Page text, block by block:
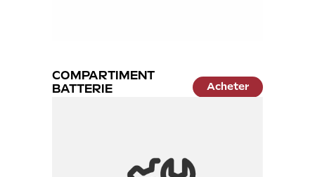
COMPARTIMENT
BATTERIE
Acheter